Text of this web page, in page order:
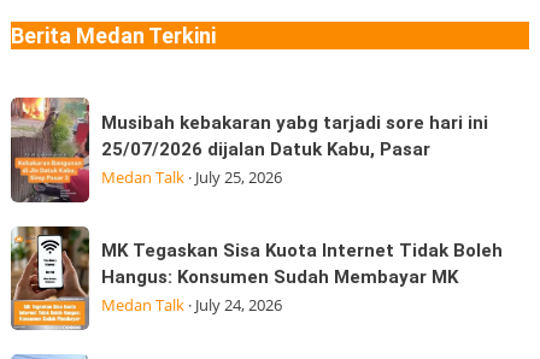
Sudah
Makan
SR-
GT
dan
Moto
GP
Edition
hadir
Berita Medan Terkini
Musibah
kebakaran
yabg
tarjadi
sore
hari
ini
25/07/2026
Musibah kebakaran yabg tarjadi sore hari ini
25/07/2026 dijalan Datuk Kabu, Pasar
Medan Talk· July 25, 2026
MK
Tegaskan
Sisa
Kuota
MK Tegaskan Sisa Kuota Internet Tidak Boleh
Hangus: Konsumen Sudah Membayar MK
Medan Talk· July 24, 2026